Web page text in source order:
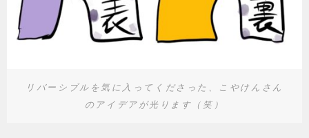
リバーシブルを気に入ってくださった、こやけんさん
のアイデアが光ります（笑）